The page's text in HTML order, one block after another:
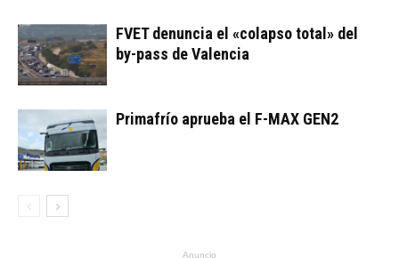
FVET denuncia el «colapso total» del
by-pass de Valencia
Primafrío aprueba el F-MAX GEN2
Anuncio